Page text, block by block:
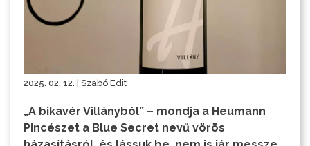
2025. 02. 12. | Szabó Edit
„A bikavér Villányból” – mondja a Heumann
Pincészet a Blue Secret nevű vörös